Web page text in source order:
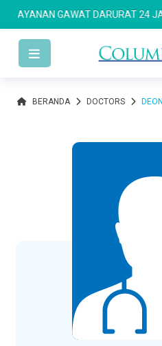
LAYANAN GAWAT DARURAT 24
BERANDA DOCTORS